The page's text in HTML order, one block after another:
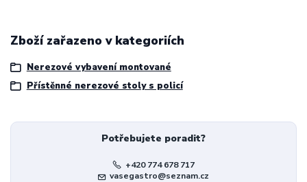
Zboží zařazeno v kategoriích
Nerezové vybavení montované
Přístěnné nerezové stoly s policí
Potřebujete poradit?
+420 774 678 717
vasegastro@seznam.cz